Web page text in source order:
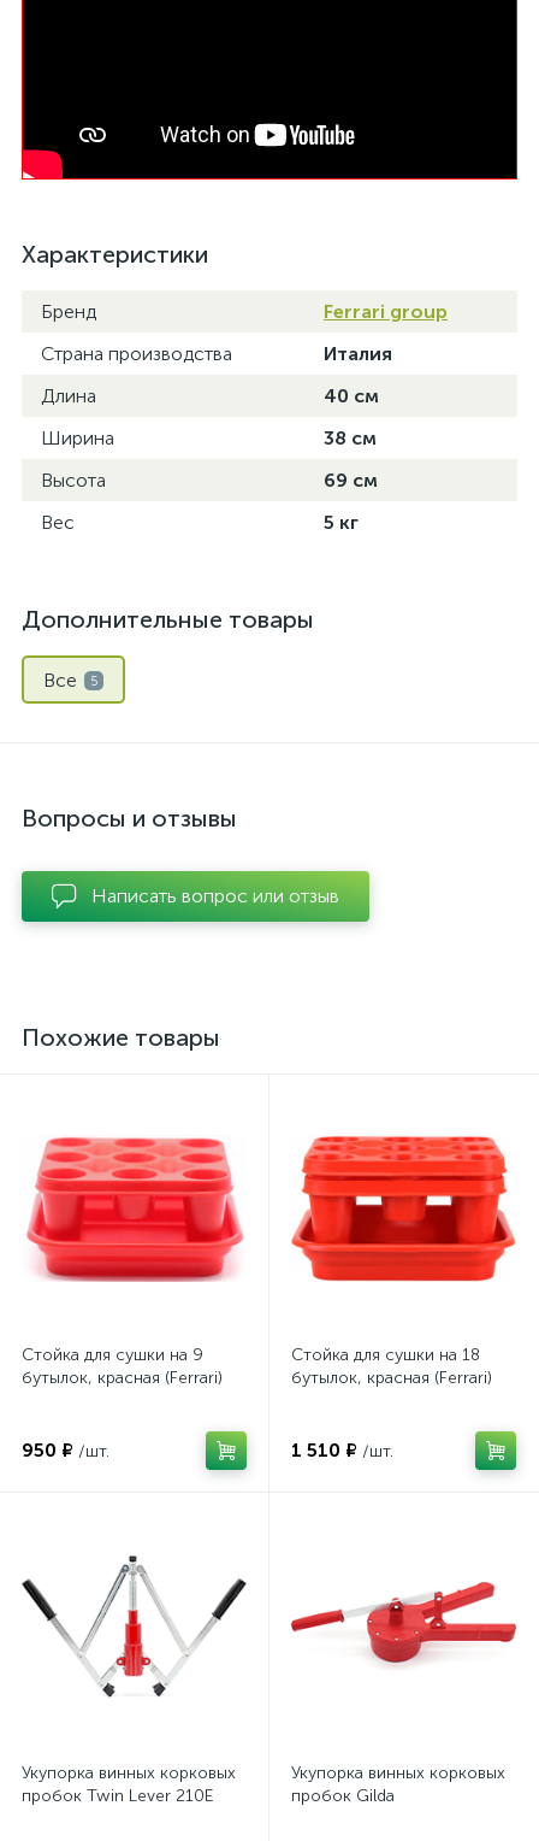
Характеристики
Бренд
Ferrari group
Страна производства
Италия
Длина
40 см
Ширина
38 см
Высота
69 см
Вес
5 кг
Дополнительные товары
Все 5
Вопросы и отзывы
Написать вопрос или отзыв
Похожие товары
Стойка для сушки на 9
бутылок, красная (Ferrari)
950 ₽ /шт.
Стойка для сушки на 18
бутылок, красная (Ferrari)
1 510 ₽ /шт.
Укупорка винных корковых
пробок Twin Lever 210E
Укупорка винных корковых
пробок Gilda